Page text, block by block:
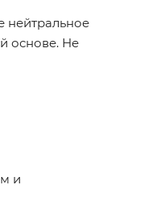
нейтральное
основе. Не
и